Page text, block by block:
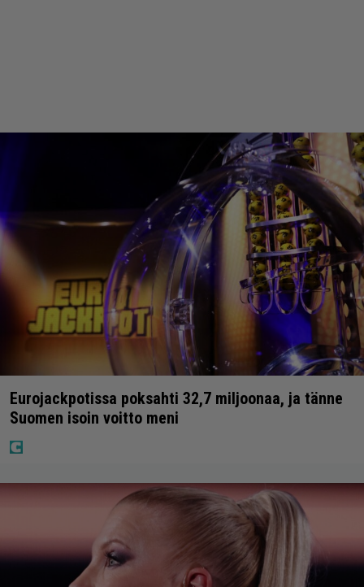
Eurojackpotissa poksahti 32,7 miljoonaa, ja tänne
Suomen isoin voitto meni